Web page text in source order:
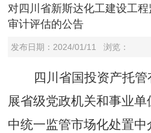
对四川省新斯达化工建设工
审计评估的公告
发布日期： 2024/01/11 浏览：
四川省国投资产托
展省级党政机关和事业
中统一监管市场化处置